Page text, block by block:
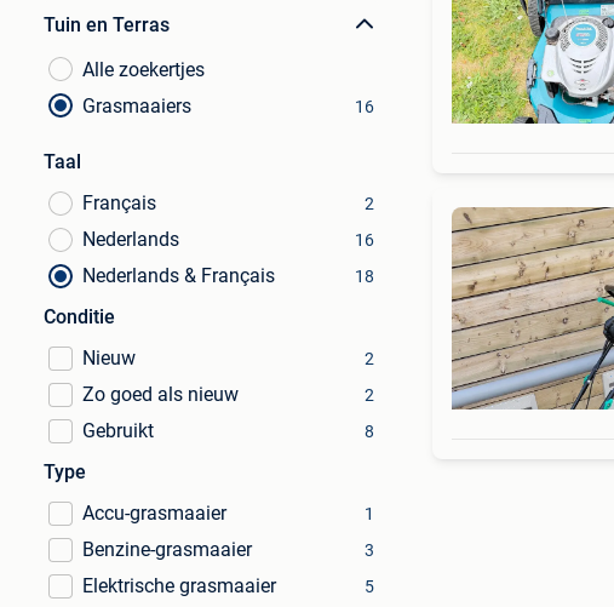
Tuin en Terras
Alle zoekertjes
Grasmaaiers
16
Taal
Français
2
Nederlands 16
Nederlands & Français 18
Conditie
Nieuw
2
Zo goed als nieuw 2
Gebruikt 8
Type
Accu-grasmaaier
1
Benzine-grasmaaier 3
Elektrische grasmaaier 5